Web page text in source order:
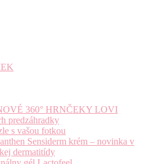
360° HRNČEKY LOVI
predzáhradky
s vašou fotkou
Sensiderm krém – novinka v
dermatitídy